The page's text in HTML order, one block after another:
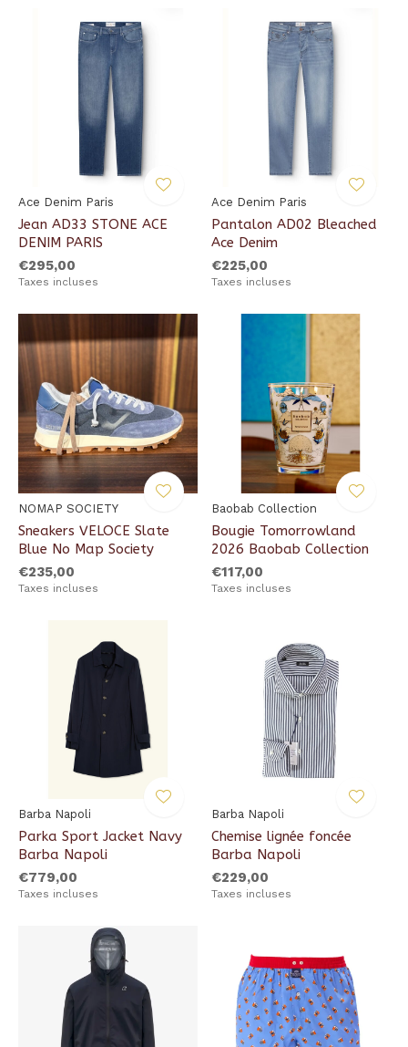
Ace Denim Paris
Jean AD33 STONE ACE
DENIM PARIS
€295,00
Taxes incluses
Ace Denim Paris
Pantalon AD02 Bleached
Ace Denim
€225,00
Taxes incluses
NOMAP SOCIETY
Sneakers VELOCE Slate
Blue No Map Society
€235,00
Taxes incluses
Baobab Collection
Bougie Tomorrowland
2026 Baobab Collection
€117,00
Taxes incluses
Barba Napoli
Parka Sport Jacket Navy
Barba Napoli
€779,00
Taxes incluses
Barba Napoli
Chemise lignée foncée
Barba Napoli
€229,00
Taxes incluses